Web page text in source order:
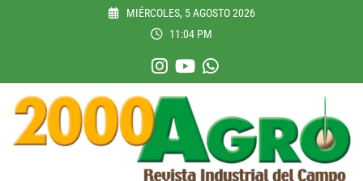
MIÉRCOLES, 5 AGOSTO 2026
11:04 PM